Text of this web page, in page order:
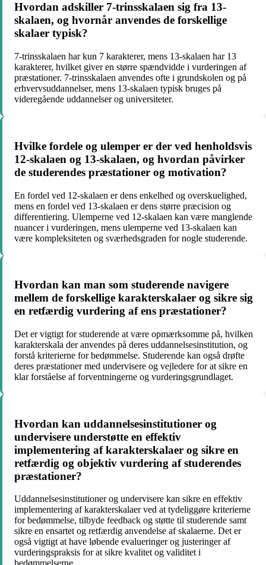
Hvordan adskiller 7-trinsskalaen sig fra 13-
skalaen, og hvornår anvendes de forskellige
skalaer typisk?
7-trinsskalaen har kun 7 karakterer, mens 13-skalaen har 13
karakterer, hvilket giver en større spændvidde i vurderingen af
præstationer. 7-trinsskalaen anvendes ofte i grundskolen og på
erhvervsuddannelser, mens 13-skalaen typisk bruges på
videregående uddannelser og universiteter.
Hvilke fordele og ulemper er der ved henholdsvis
12-skalaen og 13-skalaen, og hvordan påvirker
de studerendes præstationer og motivation?
En fordel ved 12-skalaen er dens enkelhed og overskuelighed,
mens en fordel ved 13-skalaen er dens større præcision og
differentiering. Ulemperne ved 12-skalaen kan være manglende
nuancer i vurderingen, mens ulemperne ved 13-skalaen kan
være kompleksiteten og sværhedsgraden for nogle studerende.
Hvordan kan man som studerende navigere
mellem de forskellige karakterskalaer og sikre sig
en retfærdig vurdering af ens præstationer?
Det er vigtigt for studerende at være opmærksomme på, hvilken
karakterskala der anvendes på deres uddannelsesinstitution, og
forstå kriterierne for bedømmelse. Studerende kan også drøfte
deres præstationer med undervisere og vejledere for at sikre en
klar forståelse af forventningerne og vurderingsgrundlaget.
Hvordan kan uddannelsesinstitutioner og
undervisere understøtte en effektiv
implementering af karakterskalaer og sikre en
retfærdig og objektiv vurdering af studerendes
præstationer?
Uddannelsesinstitutioner og undervisere kan sikre en effektiv
implementering af karakterskalaer ved at tydeliggøre kriterierne
for bedømmelse, tilbyde feedback og støtte til studerende samt
sikre en ensartet og retfærdig anvendelse af skalaerne. Det er
også vigtigt at have løbende evalueringer og justeringer af
vurderingspraksis for at sikre kvalitet og validitet i